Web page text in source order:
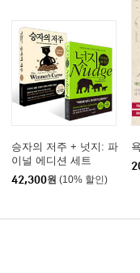
승자의 저주 + 넛지: 파
이널 에디션 세트
42,300원 (10% 할인)